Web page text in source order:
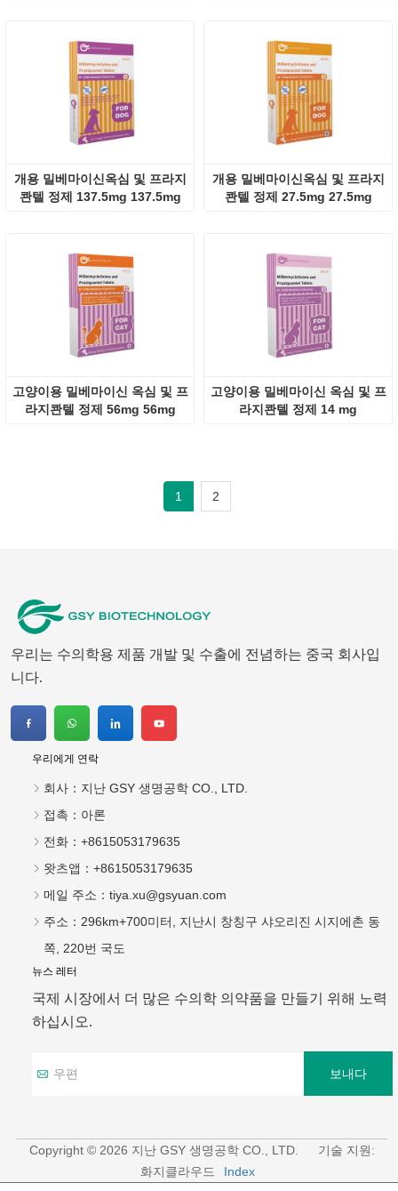
개용 밀베마이신옥심 및 프라지
콴텔 정제 137.5mg 137.5mg
개용 밀베마이신옥심 및 프라지
콴텔 정제 27.5mg 27.5mg
고양이용 밀베마이신 옥심 및 프
라지콴텔 정제 56mg 56mg
고양이용 밀베마이신 옥심 및 프
라지콴텔 정제 14 mg
1 2
우리는 수의학용 제품 개발 및 수출에 전념하는 중국 회사입
니다.
우리에게 연락
회사： 지난 GSY 생명공학 CO., LTD.
접촉： 아론
전화： +8615053179635
왓츠앱： +8615053179635
메일 주소： tiya.xu@gsyuan.com
주소： 296km+700미터, 지난시 창칭구 샤오리진 시지에촌 동
쪽, 220번 국도
뉴스 레터
국제 시장에서 더 많은 수의학 의약품을 만들기 위해 노력
하십시오.
보내다
Copyright © 2026 지난 GSY 생명공학 CO., LTD.
기술 지원:
화지클라우드
Index